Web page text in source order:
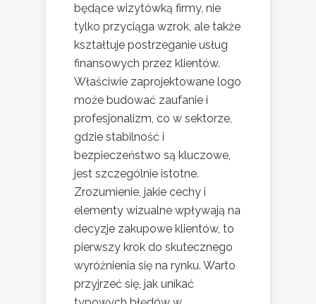
będące wizytówką firmy, nie
tylko przyciąga wzrok, ale także
kształtuje postrzeganie usług
finansowych przez klientów.
Właściwie zaprojektowane logo
może budować zaufanie i
profesjonalizm, co w sektorze,
gdzie stabilność i
bezpieczeństwo są kluczowe,
jest szczególnie istotne.
Zrozumienie, jakie cechy i
elementy wizualne wpływają na
decyzje zakupowe klientów, to
pierwszy krok do skutecznego
wyróżnienia się na rynku. Warto
przyjrzeć się, jak unikać